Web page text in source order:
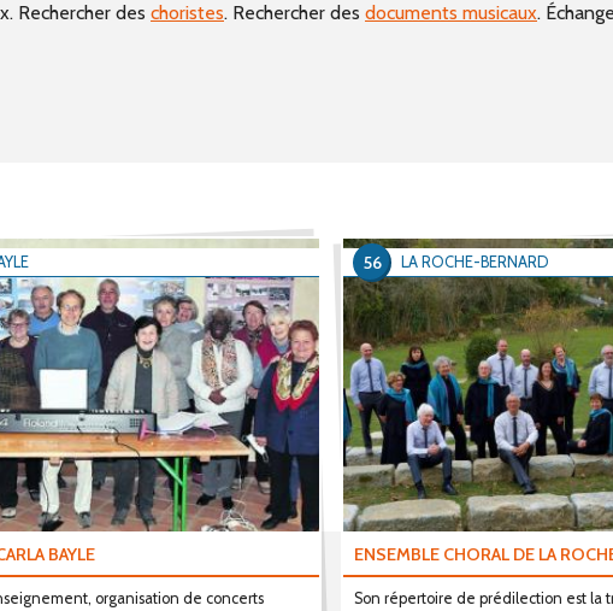
Rechercher des choristes. Rechercher des documents musicaux.
BAYLE
organisation de concerts
ENSEMBLE CHORAL DE LA
Son répertoire de prédilection est la
LA ROCHE-BERNARD
56